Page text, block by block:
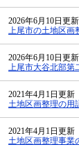
2026年6月10日更新
上尾市の土地区画
2026年6月10日更新
上尾市大谷北部第
2021年4月1日更新
土地区画整理の用
2021年4月1日更新
土地区画整理事業